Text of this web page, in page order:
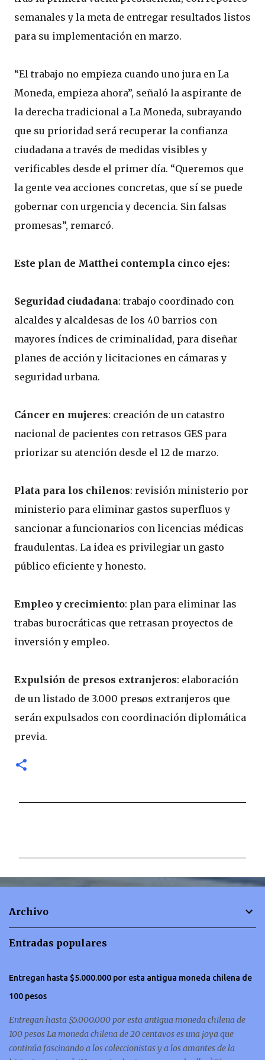
semanales y la meta de entregar resultados listos
para su implementación en marzo.
“El trabajo no empieza cuando uno jura en La
Moneda, empieza ahora”, señaló la aspirante de
la derecha tradicional a La Moneda, subrayando
que su prioridad será recuperar la confianza
ciudadana a través de medidas visibles y
verificables desde el primer día. “Queremos que
la gente vea acciones concretas, que sí se puede
gobernar con urgencia y decencia. Sin falsas
promesas”, remarcó.
Este plan de Matthei contempla cinco ejes:
Seguridad ciudadana: trabajo coordinado con
alcaldes y alcaldesas de los 40 barrios con
mayores índices de criminalidad, para diseñar
planes de acción y licitaciones en cámaras y
seguridad urbana.
Cáncer en mujeres: creación de un catastro
nacional de pacientes con retrasos GES para
priorizar su atención desde el 12 de marzo.
Plata para los chilenos: revisión ministerio por
ministerio para eliminar gastos superfluos y
sancionar a funcionarios con licencias médicas
fraudulentas. La idea es privilegiar un gasto
público eficiente y honesto.
Empleo y crecimiento: plan para eliminar las
trabas burocráticas que retrasan proyectos de
inversión y empleo.
Expulsión de presos extranjeros: elaboración
de un listado de 3.000 presos extranjeros que
serán expulsados con coordinación diplomática
previa.
n
Archivo
Entradas populares
Entregan hasta $5.000.000 por esta antigua moneda chilena de
100 pesos
Entregan hasta $5.000.000 por esta antigua moneda chilena de
100 pesos La moneda chilena de 20 centavos es una joya que
continúa fascinando a los coleccionistas y a los amantes de la